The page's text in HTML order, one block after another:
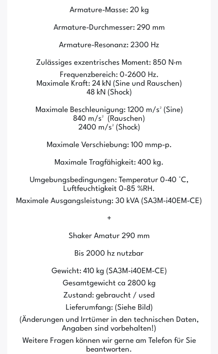
Armature-Masse: 20 kg
Armature-Durchmesser: 290 mm
Armature-Resonanz: 2300 Hz
Zulässiges exzentrisches Moment: 850 N·m
Frequenzbereich: 0-2600 Hz.
Maximale Kraft: 24 kN (Sine und Rauschen)
48 kN (Shock)
Maximale Beschleunigung: 1200 m/s² (Sine)
840 m/s² (Rauschen)
2400 m/s² (Shock)
Maximale Verschiebung: 100 mmp-p.
Maximale Tragfähigkeit: 400 kg.
Umgebungsbedingungen: Temperatur 0-40 °C,
Luftfeuchtigkeit 0-85 %RH.
Maximale Ausgangsleistung: 30 kVA (SA3M-i40EM-CE)
+
Shaker Amatur 290 mm
Bis 2000 hz nutzbar
Gewicht: 410 kg (SA3M-i40EM-CE)
Gesamtgewicht ca 2800 kg
Zustand: gebraucht / used
Lieferumfang: (Siehe Bild)
(Änderungen und Irrtümer in den technischen Daten,
Angaben sind vorbehalten!)
Weitere Fragen können wir gerne am Telefon für Sie
beantworten.